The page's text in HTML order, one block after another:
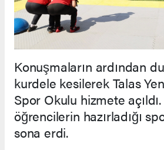
Konuşmaların ardından
kurdele kesilerek Talas
Spor Okulu hizmete
öğrencilerin hazırladığı
sona erdi.